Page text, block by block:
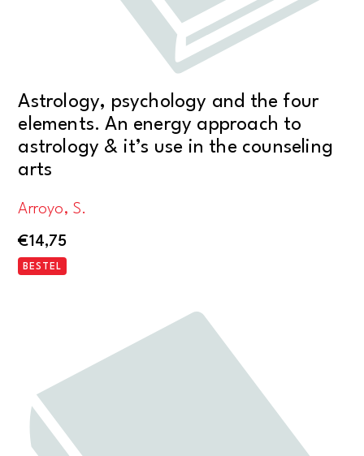
Astrology, psychology and the four
elements. An energy approach to
astrology & it’s use in the counseling
arts
Arroyo, S.
€14,75
BESTEL